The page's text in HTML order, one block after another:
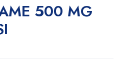
500 MG